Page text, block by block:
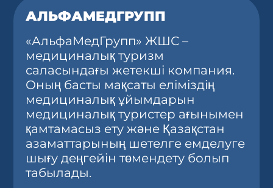
АЛЬФАМЕДГРУПП
«АльфаМедГрупп» ЖШС –
медициналық туризм
саласындағы жетекші компания.
Оның басты мақсаты еліміздің
медициналық ұйымдарын
медициналық туристер ағынымен
қамтамасыз ету және Қазақстан
азаматтарының шетелге емделуге
шығу деңгейін төмендету болып
табылады.